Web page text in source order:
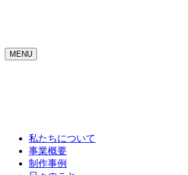
MENU
私たちについて
事業概要
制作事例